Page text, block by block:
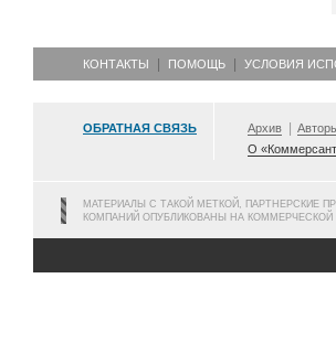
КОНТАКТЫ ПОМОЩЬ УСЛОВИЯ
ОБРАТНАЯ СВЯЗЬ Архив
О
МАТЕРИАЛЫ С ТАКОЙ МЕТКОЙ, ПАРТНЕРСКИЕ
КОМПАНИЙ ОПУБЛИКОВАНЫ НА